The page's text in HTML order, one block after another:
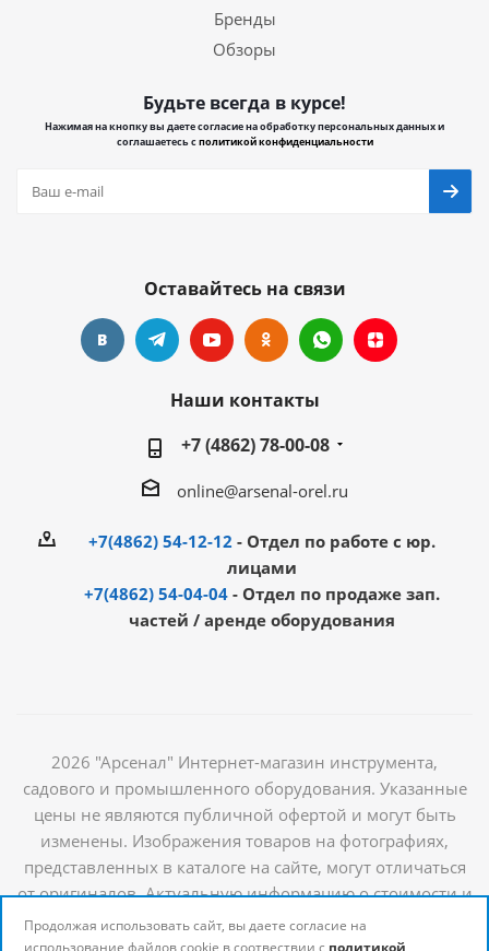
Бренды
Обзоры
Будьте всегда в курсе!
Нажимая на кнопку вы даете согласие на обработку персональных данных и
соглашаетесь сполитикой конфиденциальности
Оставайтесь на связи
Наши контакты
+7 (4862) 78-00-08
online@arsenal-orel.ru
+7(4862) 54-12-12 - Отдел по работе с юр.
лицами
+7(4862) 54-04-04 - Отдел по продаже зап.
частей / аренде оборудования
2026 "Арсенал" Интернет-магазин инструмента,
садового и промышленного оборудования. Указанные
цены не являются публичной офертой и могут быть
изменены. Изображения товаров на фотографиях,
представленных в каталоге на сайте, могут отличаться
от оригиналов. Актуальную информацию о стоимости и
наличии товаров можно получить у наших
менеджеров
Продолжая использовать сайт, вы даете согласие на
использование файлов cookie в соотвествии с политикой